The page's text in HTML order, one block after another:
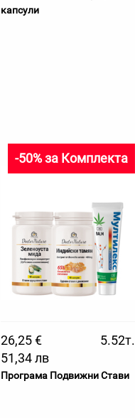
капсули
-50% за Комплекта
26,25 €
5.52т.
51,34 лв
Програма Подвижни Стави